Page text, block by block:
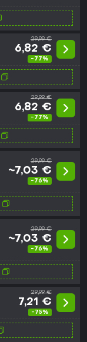
29,99 €
6,82 €
-77%
29,99 €
6,82 €
-77%
29,99 €
~7,03 €
-76%
29,99 €
~7,03 €
-76%
29,99 €
7,21 €
-75%